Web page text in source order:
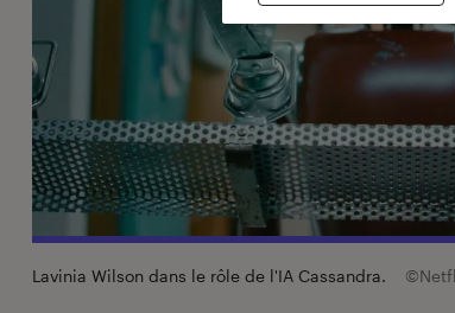
Lavinia Wilson dans le rôle de l'IA Cassandra.